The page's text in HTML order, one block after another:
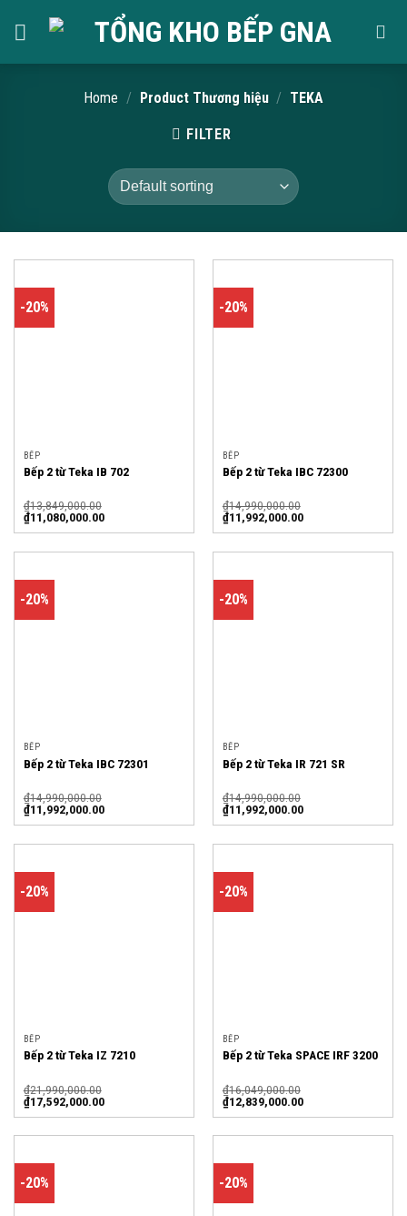
Home / Product Thương hiệu / TEKA
FILTER
-20%
BẾP
Bếp 2 từ Teka IB 702
₫13,849,000.00
₫11,080,000.00
-20%
BẾP
Bếp 2 từ Teka IBC 72300
₫14,990,000.00
₫11,992,000.00
-20%
BẾP
Bếp 2 từ Teka IBC 72301
₫14,990,000.00
₫11,992,000.00
-20%
BẾP
Bếp 2 từ Teka IR 721 SR
₫14,990,000.00
₫11,992,000.00
-20%
BẾP
Bếp 2 từ Teka IZ 7210
₫21,990,000.00
₫17,592,000.00
-20%
BẾP
Bếp 2 từ Teka SPACE IRF 3200
₫16,049,000.00
₫12,839,000.00
-20% -20%